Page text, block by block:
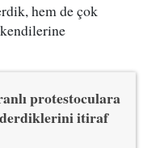
hem de çok
protestoculara
itiraf